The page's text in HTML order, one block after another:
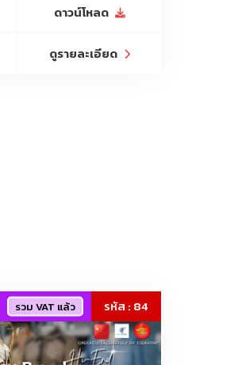
นกาแฟ, โซฟา, โต๊ะกินข้าว,
มไฟระย้า, โคมไฟโมเดิร์น,
ดาวน์โหลด
ดูรายละเอียด
รวม VAT แล้ว รหัส : 84